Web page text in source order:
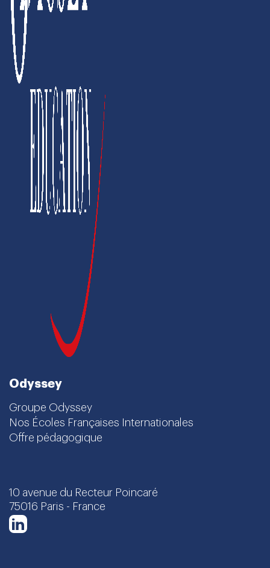
Odyssey
Groupe Odyssey
Nos Écoles Françaises Internationales
Offre pédagogique
10 avenue du Recteur Poincaré
75016 Paris - France